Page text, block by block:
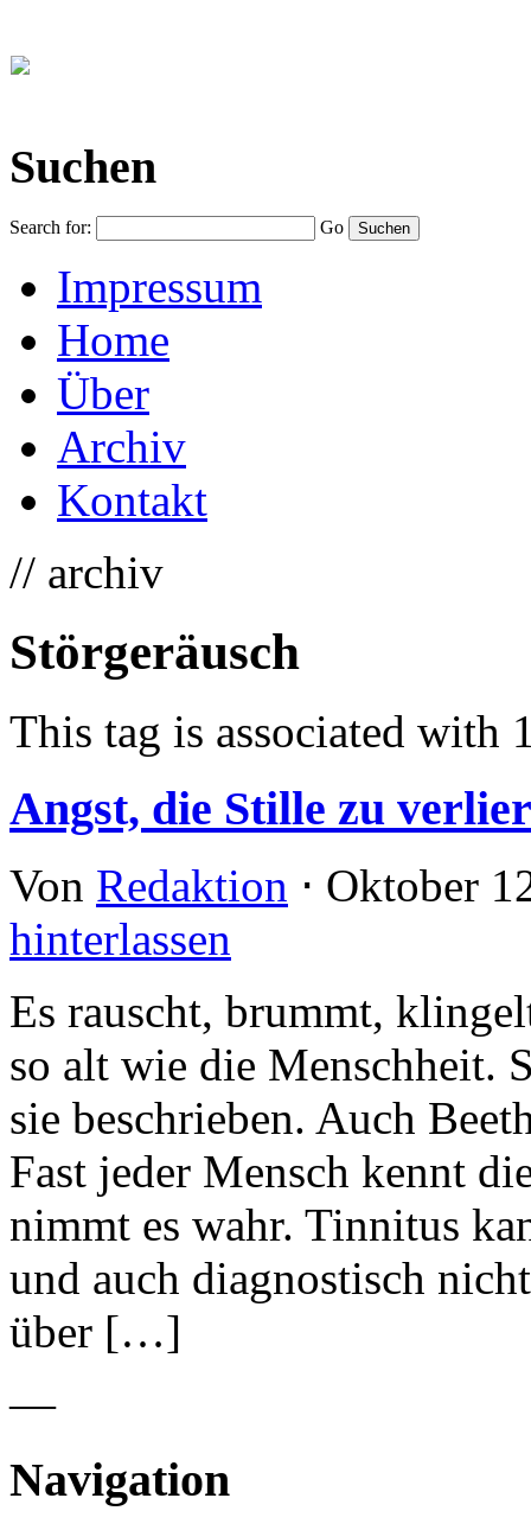
Suchen
Search for: Go
Impressum
Home
Über
Archiv
Kontakt
// archiv
Störgeräusch
This tag is associated with
Angst, die Stille zu
Von Redaktion ⋅ Oktober
hinterlassen
Es rauscht, brummt,
so alt wie die Menschheit.
sie beschrieben. Auch
Fast jeder Mensch kennt
nimmt es wahr. Tinnitus
und auch diagnostisch
über […]
—
Navigation